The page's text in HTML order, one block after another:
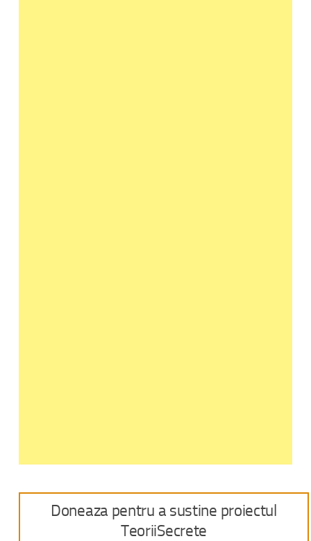
Doneaza pentru a sustine proiectul
TeoriiSecrete